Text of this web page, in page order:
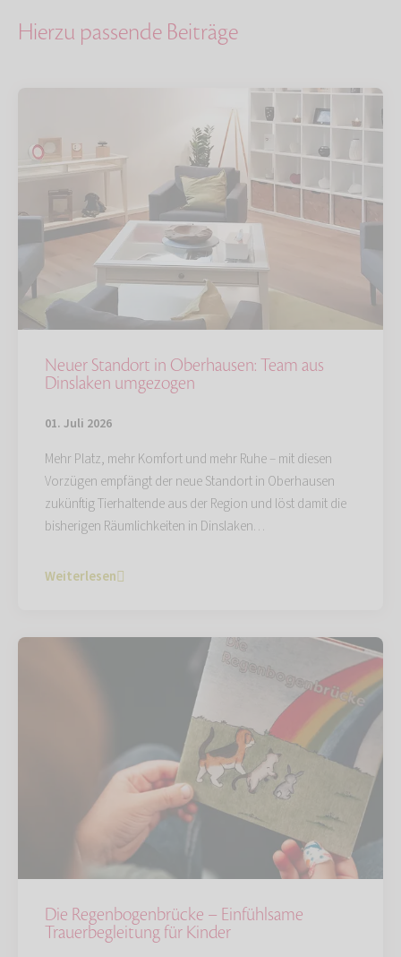
Hierzu passende Beiträge
Neuer Standort in Oberhausen: Team aus
Dinslaken umgezogen
01. Juli 2026
Mehr Platz, mehr Komfort und mehr Ruhe – mit diesen
Vorzügen empfängt der neue Standort in Oberhausen
zukünftig Tierhaltende aus der Region und löst damit die
bisherigen Räumlichkeiten in Dinslaken…
Weiterlesen
Die Regenbogenbrücke – Einfühlsame
Trauerbegleitung für Kinder